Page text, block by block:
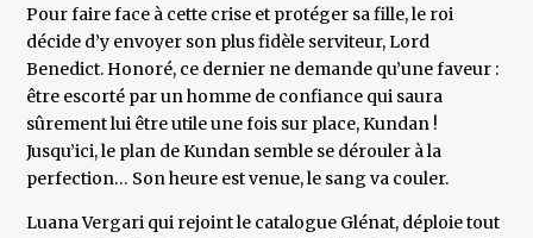
Pour faire face à cette crise et protéger sa fille, le roi
décide d’y envoyer son plus fidèle serviteur, Lord
Benedict. Honoré, ce dernier ne demande qu’une faveur :
être escorté par un homme de confiance qui saura
sûrement lui être utile une fois sur place, Kundan !
Jusqu’ici, le plan de Kundan semble se dérouler à la
perfection… Son heure est venue, le sang va couler.
Luana Vergari qui rejoint le catalogue Glénat, déploie tout